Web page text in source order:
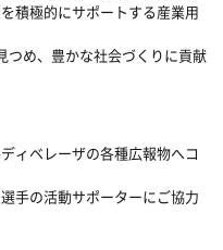
積極的にサポートする産業用
つめ、豊かな社会づくりに貢献
ィベレーザの各種広報物へコ
手の活動サポーターにご協力